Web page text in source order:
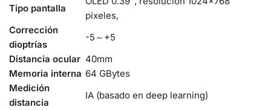
Tipo pantalla
pixeles,
Corrección
dioptrías
-5～+5
Distancia ocular 40mm
Memoria interna 64 GBytes
Medición
distancia
IA (basado en deep learning)